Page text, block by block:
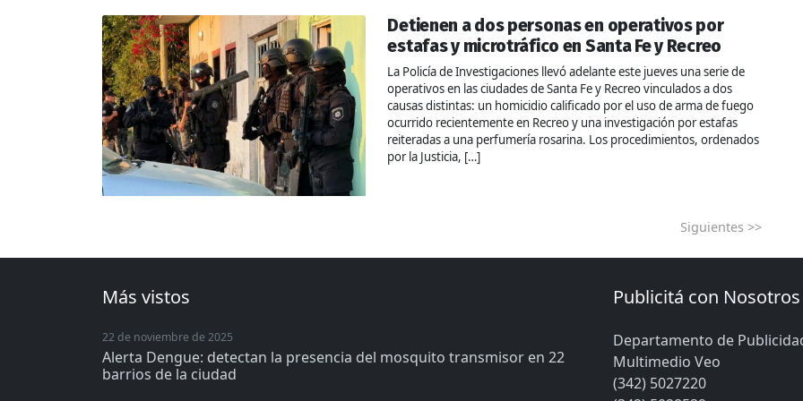
Detienen a dos personas en operativos por
estafas y microtráfico en Santa Fe y Recreo
La Policía de Investigaciones llevó adelante este jueves una serie de
operativos en las ciudades de Santa Fe y Recreo vinculados a dos
causas distintas: un homicidio calificado por el uso de arma de fuego
ocurrido recientemente en Recreo y una investigación por estafas
reiteradas a una perfumería rosarina. Los procedimientos, ordenados
por la Justicia, […]
Siguientes >>
Más vistos
22 de noviembre de 2025
Alerta Dengue: detectan la presencia del mosquito transmisor en 22
barrios de la ciudad
Publicitá con Nosotros
Departamento de
Multimedio Veo
(342) 5027220